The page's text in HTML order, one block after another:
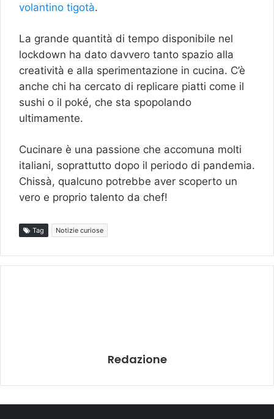
volantino tigotà.
La grande quantità di tempo disponibile nel
lockdown ha dato davvero tanto spazio alla
creatività e alla sperimentazione in cucina. C’è
anche chi ha cercato di replicare piatti come il
sushi o il poké, che sta spopolando
ultimamente.
Cucinare è una passione che accomuna molti
italiani, soprattutto dopo il periodo di pandemia.
Chissà, qualcuno potrebbe aver scoperto un
vero e proprio talento da chef!
Tag Notizie curiose
Redazione